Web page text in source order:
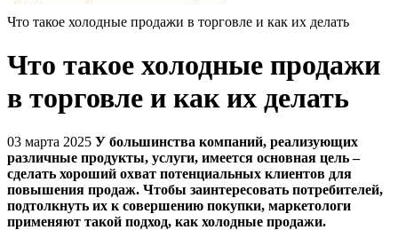
Что такое холодные продажи в торговле и как их делать
Что такое холодные продажи
в торговле и как их делать
03 марта 2025 У большинства компаний, реализующих
различные продукты, услуги, имеется основная цель –
сделать хороший охват потенциальных клиентов для
повышения продаж. Чтобы заинтересовать потребителей,
подтолкнуть их к совершению покупки, маркетологи
применяют такой подход, как холодные продажи.